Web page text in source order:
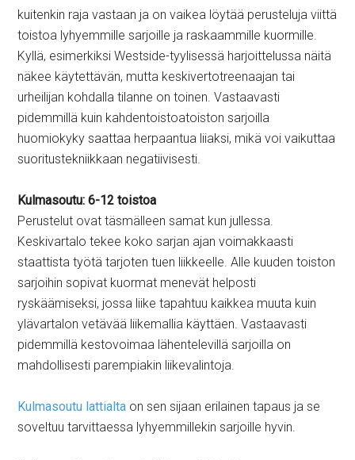
kuitenkin raja vastaan ja on vaikea löytää perusteluja viittä
toistoa lyhyemmille sarjoille ja raskaammille kuormille.
Kyllä, esimerkiksi Westside-tyylisessä harjoittelussa näitä
näkee käytettävän, mutta keskivertotreenaajan tai
urheilijan kohdalla tilanne on toinen. Vastaavasti
pidemmillä kuin kahdentoistoatoiston sarjoilla
huomiokyky saattaa herpaantua liiaksi, mikä voi vaikuttaa
suoritustekniikkaan negatiivisesti.
Kulmasoutu: 6-12 toistoa
Perustelut ovat täsmälleen samat kun jullessa.
Keskivartalo tekee koko sarjan ajan voimakkaasti
staattista työtä tarjoten tuen liikkeelle. Alle kuuden toiston
sarjoihin sopivat kuormat menevät helposti
ryskäämiseksi, jossa liike tapahtuu kaikkea muuta kuin
ylävartalon vetävää liikemallia käyttäen. Vastaavasti
pidemmillä kestovoimaa lähentelevillä sarjoilla on
mahdollisesti parempiakin liikevalintoja.
Kulmasoutu lattialta on sen sijaan erilainen tapaus ja se
soveltuu tarvittaessa lyhyemmillekin sarjoille hyvin.